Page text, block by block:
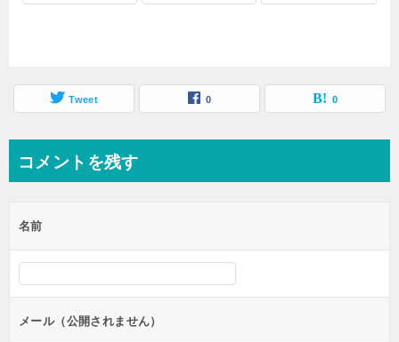
Tweet 0 0
コメントを残す
名前
メール（公開されません）